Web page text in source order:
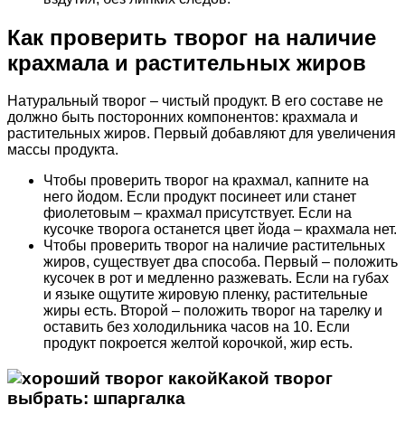
Как проверить творог на наличие
крахмала и растительных жиров
Натуральный творог – чистый продукт. В его составе не
должно быть посторонних компонентов: крахмала и
растительных жиров. Первый добавляют для увеличения
массы продукта.
Чтобы проверить творог на крахмал, капните на
него йодом. Если продукт посинеет или станет
фиолетовым – крахмал присутствует. Если на
кусочке творога останется цвет йода – крахмала нет.
Чтобы проверить творог на наличие растительных
жиров, существует два способа. Первый – положить
кусочек в рот и медленно разжевать. Если на губах
и языке ощутите жировую пленку, растительные
жиры есть. Второй – положить творог на тарелку и
оставить без холодильника часов на 10. Если
продукт покроется желтой корочкой, жир есть.
Какой творог
выбрать: шпаргалка